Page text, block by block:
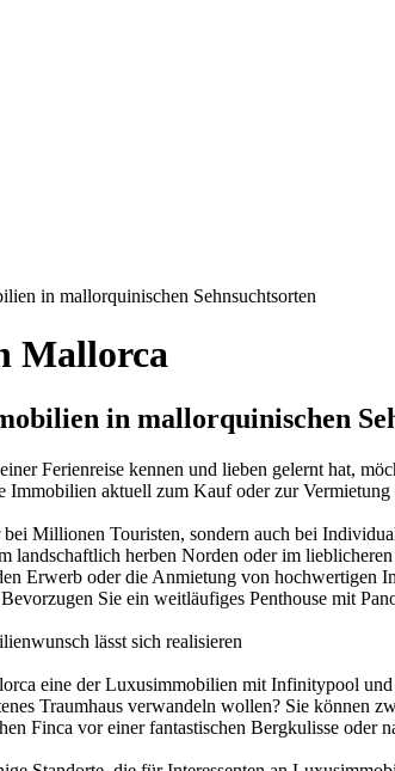
in mallorquinischen Sehnsuchtsorten
Mallorca
in mallorquinischen
Ferienreise kennen und lieben gelernt hat,
Immobilien aktuell zum Kauf oder zur Vermietung
Millionen Touristen, sondern auch bei
landschaftlich herben Norden oder im
Erwerb oder die Anmietung von hochwertigen
Sie ein weitläufiges Penthouse mit
lässt sich realisieren
eine der Luxusimmobilien mit Infinitypool
Traumhaus verwandeln wollen? Sie können
Finca vor einer fantastischen Bergkulisse oder